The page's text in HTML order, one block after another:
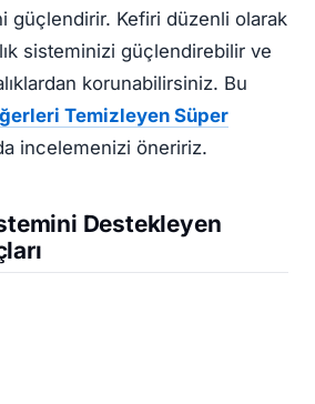
güçlendirir. Kefiri düzenli olarak
sisteminizi güçlendirebilir ve
korunabilirsiniz. Bu
Temizleyen Süper
da incelemenizi öneririz.
Destekleyen